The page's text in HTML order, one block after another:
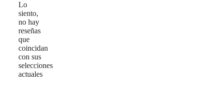
Lo
siento,
no hay
reseñas
que
coincidan
con sus
selecciones
actuales